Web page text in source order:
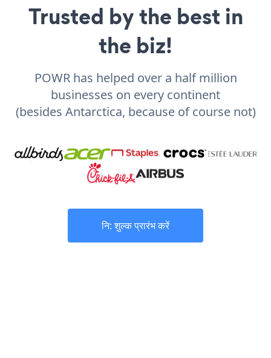
Trusted by the best in
the biz!
POWR has helped over a half million
businesses on every continent
(besides Antarctica, because of course not)
नि: शुल्क प्रारंभ करें